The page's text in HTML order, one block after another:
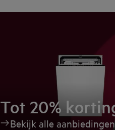
Tot 20%
Bekijk alle aanbiedingen